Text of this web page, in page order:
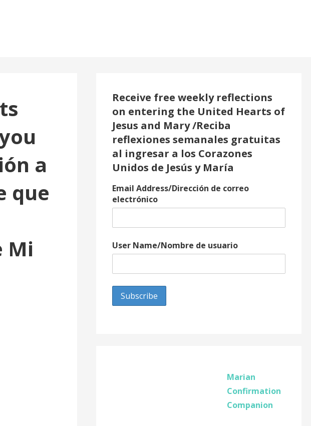
a
que
Mi
Receive free weekly reflections
on entering the United Hearts of
Jesus and Mary /Reciba
reflexiones semanales gratuitas
al ingresar a los Corazones
Unidos de Jesús y María
Email Address/Dirección de correo
electrónico
User Name/Nombre de usuario
Marian
Confirmation
Companion